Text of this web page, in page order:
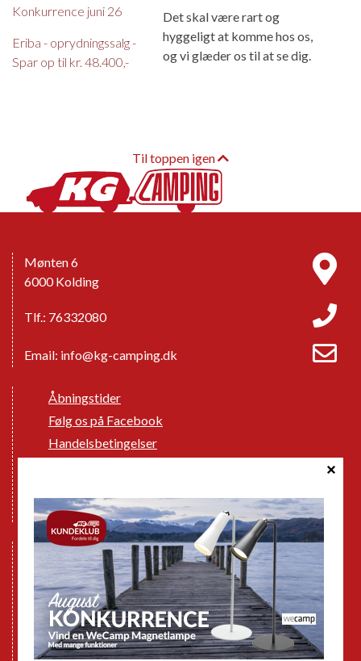
Konkurrence juni 26
Eriba - oprydningssalg -
Spar op til kr. 48.400,-
Det skal være rart og
hyggeligt at komme hos os,
og vi glæder os til at se dig.
Til toppen igen
Mønten 6
6000 Kolding
Tlf.: 76332080
Email: info@kg-camping.dk
Åbningstider
Følg os på Facebook
Handelsbetingelser
GPDR - Optagelse af foto og video
Nye Campingvogne
Nye Autocampere og Vans
Brugte Campingvogne
Brugte Autocampere og Vans
Webshop